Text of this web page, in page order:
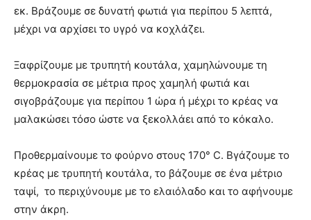
εκ. Βράζουμε σε δυνατή φωτιά για περίπου 5 λεπτά,
μέχρι να αρχίσει το υγρό να κοχλάζει.
Ξαφρίζουμε με τρυπητή κουτάλα, χαμηλώνουμε τη
θερμοκρασία σε μέτρια προς χαμηλή φωτιά και
σιγοβράζουμε για περίπου 1 ώρα ή μέχρι το κρέας να
μαλακώσει τόσο ώστε να ξεκολλάει από το κόκαλο.
Προθερμαίνουμε το φούρνο στους 170° C. Bγάζουμε το
κρέας με τρυπητή κουτάλα, το βάζουμε σε ένα μέτριο
ταψί, το περιχύνουμε με το ελαιόλαδο και το αφήνουμε
στην άκρη.